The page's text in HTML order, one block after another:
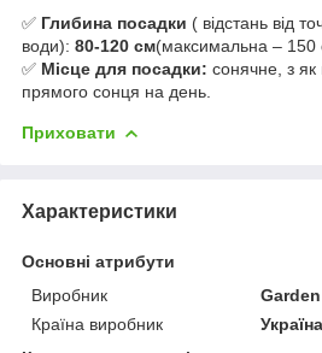
✅ Глибина посадки ( відстань від
води): 80-120 см(максимальна – 150
✅ Місце для посадки: сонячне, з
прямого сонця на день.
Приховати
Характеристики
Основні атрибути
Виробник
Garden
Країна виробник
Україна